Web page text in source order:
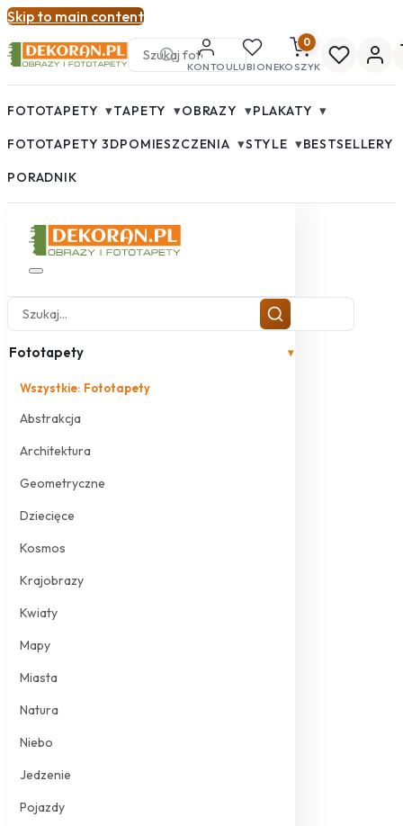
Skip to main content
KONTOULUBIONE
0
KOSZYK
FOTOTAPETY ▾TAPETY ▾OBRAZY ▾PLAKATY ▾
FOTOTAPETY 3DPOMIESZCZENIA ▾STYLE ▾BESTSELLERY
PORADNIK
Fototapety ▾
Wszystkie: Fototapety
Abstrakcja
Architektura
Geometryczne
Dziecięce
Kosmos
Krajobrazy
Kwiaty
Mapy
Miasta
Natura
Niebo
Jedzenie
Pojazdy